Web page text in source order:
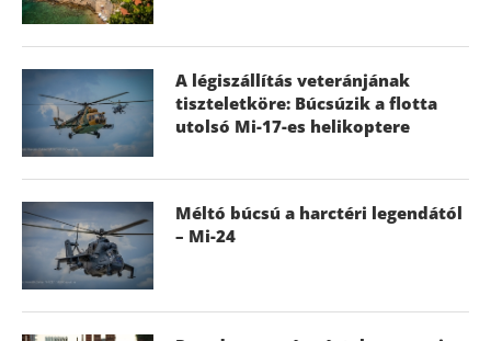
A légiszállítás veteránjának
tiszteletköre: Búcsúzik a flotta
utolsó Mi-17-es helikoptere
Méltó búcsú a harctéri legendától
– Mi-24